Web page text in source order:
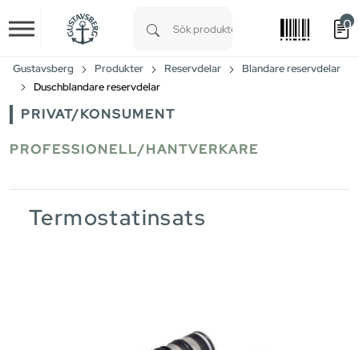
Skip to main content
0
Gustavsberg Produkter Reservdelar
Blandare reservdelar
Duschblandare reservdelar
PRIVAT/KONSUMENT
PROFESSIONELL/HANTVERKARE
Termostatinsats